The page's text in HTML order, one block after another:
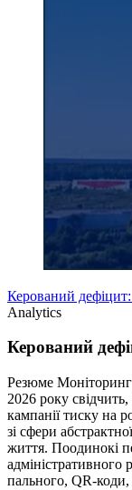
Керований
Analytics
Керований
Резюме Моніторинг
2026 року
кампанії тиску на
зі сфери
життя. Поодинокі
адміністративного
пального, QR-коди,